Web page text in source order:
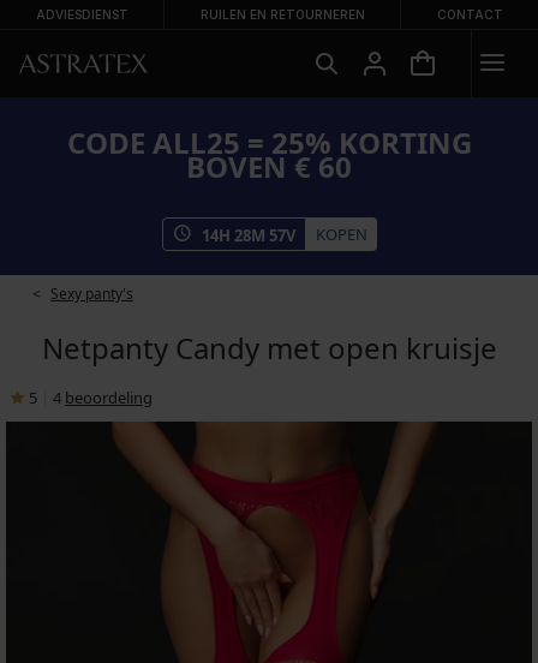
ADVIESDIENST RUILEN EN RETOURNEREN CONTACT
CODE ALL25 = 25% KORTING
BOVEN € 60
14H 28M 56V KOPEN
Sexy panty's
Netpanty Candy met open kruisje
5 4 beoordeling